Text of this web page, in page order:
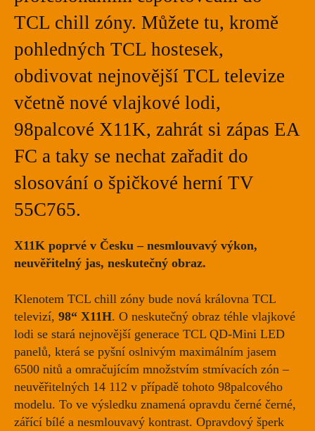
TCL chill zóny. Můžete tu, kromě
pohledných TCL hostesek,
obdivovat nejnovější TCL televize
včetně nové vlajkové lodi,
98palcové X11K, zahrát si zápas EA
FC a taky se nechat zařadit do
slosování o špičkové herní TV
55C765.
X11K poprvé v Česku – nesmlouvavý výkon,
neuvěřitelný jas, neskutečný obraz.
Klenotem TCL chill zóny bude nová královna TCL
televizí, 98“ X11H. O neskutečný obraz téhle vlajkové
lodi se stará nejnovější generace TCL QD-Mini LED
panelů, která se pyšní oslnivým maximálním jasem
6500 nitů a omračujícím množstvím stmívacích zón –
neuvěřitelných 14 112 v případě tohoto 98palcového
modelu. To ve výsledku znamená opravdu černé černé,
zářící bílé a nesmlouvavý kontrast. Opravdový šperk